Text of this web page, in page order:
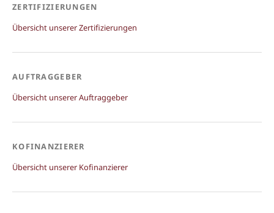
ZERTIFIZIERUNGEN
Übersicht unserer Zertifizierungen
AUFTRAGGEBER
Übersicht unserer Auftraggeber
KOFINANZIERER
Übersicht unserer Kofinanzierer